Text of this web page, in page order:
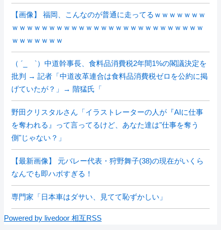
【画像】 福岡、こんなのが普通に走ってるｗｗｗｗｗｗｗ
ｗｗｗｗｗｗｗｗｗｗｗｗｗｗｗｗｗｗｗｗｗｗｗｗｗｗ
ｗｗｗｗｗｗｗ
（ ´_ゝ`）中道幹事長、食料品消費税2年間1%の閣議決定を
批判 → 記者「中道改革連合は食料品消費税ゼロを公約に掲
げていたが？」→ 階猛氏「
野田クリスタルさん「イラストレーターの人が『AIに仕事
を奪われる』って言ってるけど、あなた達は"仕事を奪う
側"じゃない？」
【最新画像】 元バレー代表・狩野舞子(38)の現在がいくら
なんでも即ハボすぎる！
専門家「日本車はダサい、見てて恥ずかしい」
Powered by livedoor 相互RSS